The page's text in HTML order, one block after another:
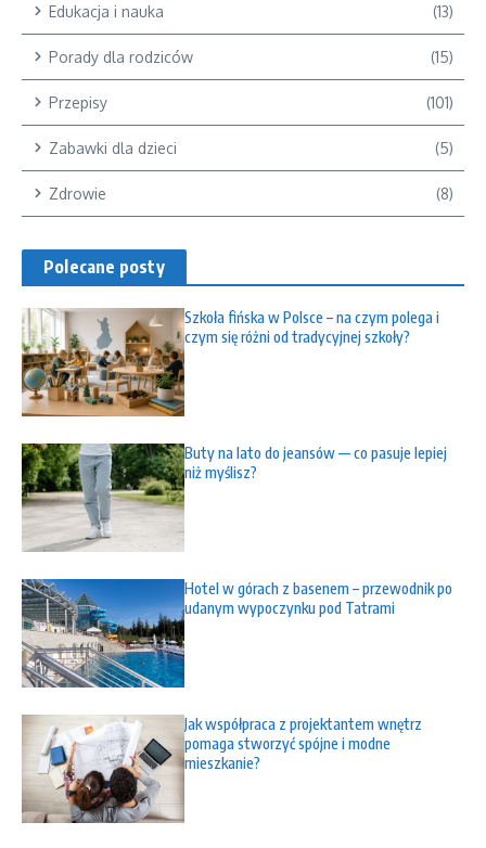
Edukacja i nauka (13)
Porady dla rodziców (15)
Przepisy (101)
Zabawki dla dzieci (5)
Zdrowie (8)
Polecane posty
Szkoła fińska w Polsce – na czym polega i
czym się różni od tradycyjnej szkoły?
Buty na lato do jeansów — co pasuje lepiej
niż myślisz?
Hotel w górach z basenem – przewodnik po
udanym wypoczynku pod Tatrami
Jak współpraca z projektantem wnętrz
pomaga stworzyć spójne i modne
mieszkanie?